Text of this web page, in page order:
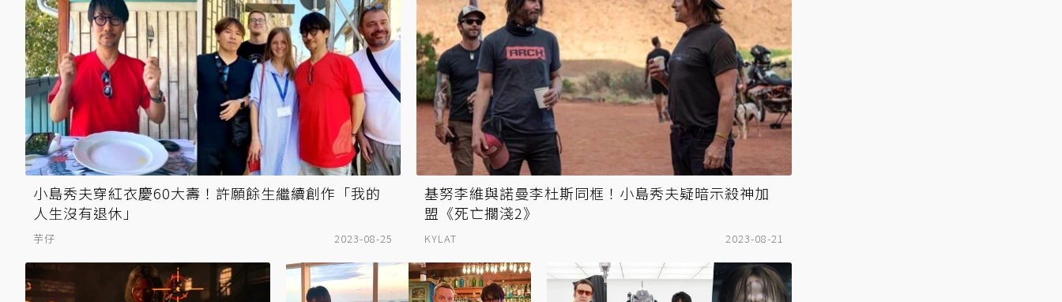
小島秀夫穿紅衣慶60大壽！許願餘生繼續創作「我的
人生沒有退休」
芋仔 2023-08-25
基努李維與諾曼李杜斯同框！小島秀夫疑暗示殺神加
盟《死亡擱淺2》
KYLAT 2023-08-21